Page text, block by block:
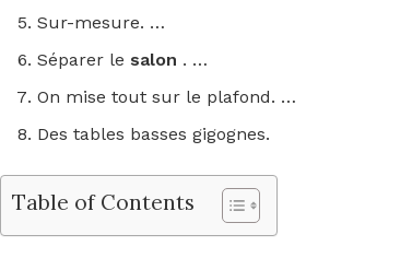
Sur-mesure. …
Séparer le salon . …
On mise tout sur le plafond. …
Des tables basses gigognes.
Table of Contents